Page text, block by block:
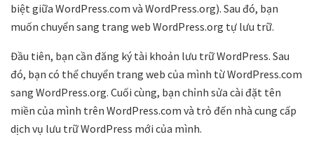
biệt giữa WordPress.com và WordPress.org). Sau đó, bạn
muốn chuyển sang trang web WordPress.org tự lưu trữ.
Đầu tiên, bạn cần đăng ký tài khoản lưu trữ WordPress. Sau
đó, bạn có thể chuyển trang web của mình từ WordPress.com
sang WordPress.org. Cuối cùng, bạn chỉnh sửa cài đặt tên
miền của mình trên WordPress.com và trỏ đến nhà cung cấp
dịch vụ lưu trữ WordPress mới của mình.